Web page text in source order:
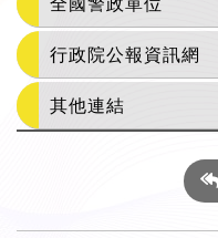
行政院公報資訊網
其他連結